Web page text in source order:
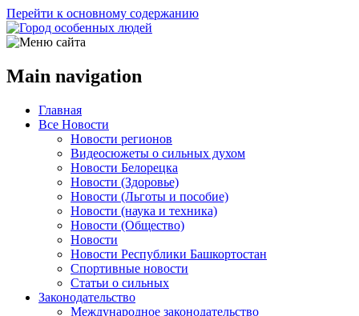
Перейти к основному содержанию
Main navigation
Главная
Все Новости
Новости регионов
Видеосюжеты о сильных духом
Новости Белорецка
Новости (Здоровье)
Новости (Льготы и пособие)
Новости (наука и техника)
Новости (Общество)
Новости
Новости Республики Башкортостан
Спортивные новости
Статьи о сильных
Законодательство
Международное законодательство